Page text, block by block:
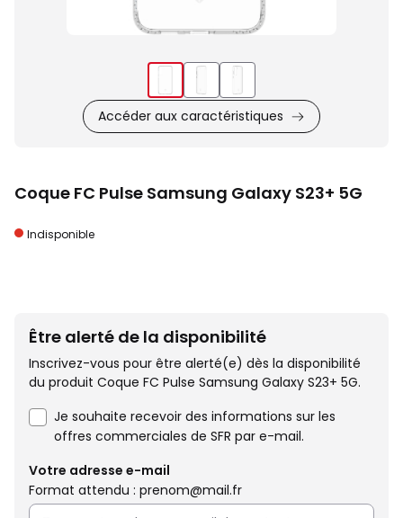
Accéder aux caractéristiques
Coque FC Pulse Samsung Galaxy S23+ 5G
Indisponible
Être alerté de la disponibilité
Inscrivez-vous pour être alerté(e) dès la disponibilité
du produit Coque FC Pulse Samsung Galaxy S23+ 5G.
Je souhaite recevoir des informations sur les
offres commerciales de SFR par e-mail.
Votre adresse e-mail
Format attendu : prenom@mail.fr